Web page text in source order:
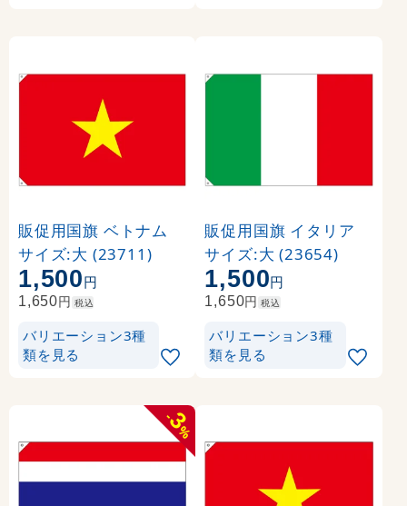
販促用国旗 ベトナム
サイズ:大 (23711)
1,500円
1,650円 税込
バリエーション3種
類を見る
販促用国旗 イタリア
サイズ:大 (23654)
1,500円
1,650円 税込
バリエーション3種
類を見る
-
3
%